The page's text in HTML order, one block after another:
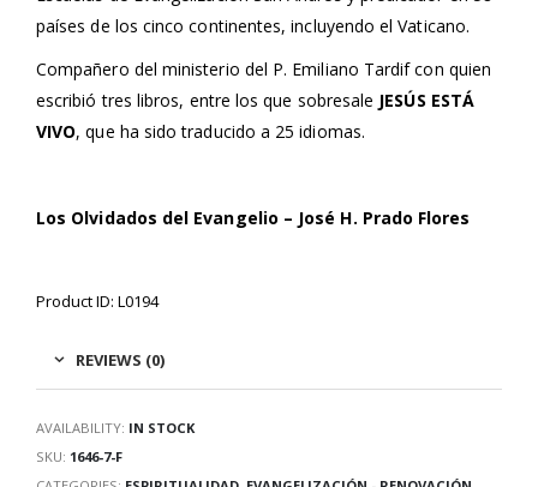
países de los cinco continentes, incluyendo el Vaticano.
Compañero del ministerio del P. Emiliano Tardif con quien
escribió tres libros, entre los que sobresale JESÚS ESTÁ
VIVO, que ha sido traducido a 25 idiomas.
Los Olvidados del Evangelio – José H. Prado Flores
Product ID: L0194
REVIEWS (0)
AVAILABILITY: IN STOCK
SKU: 1646-7-F